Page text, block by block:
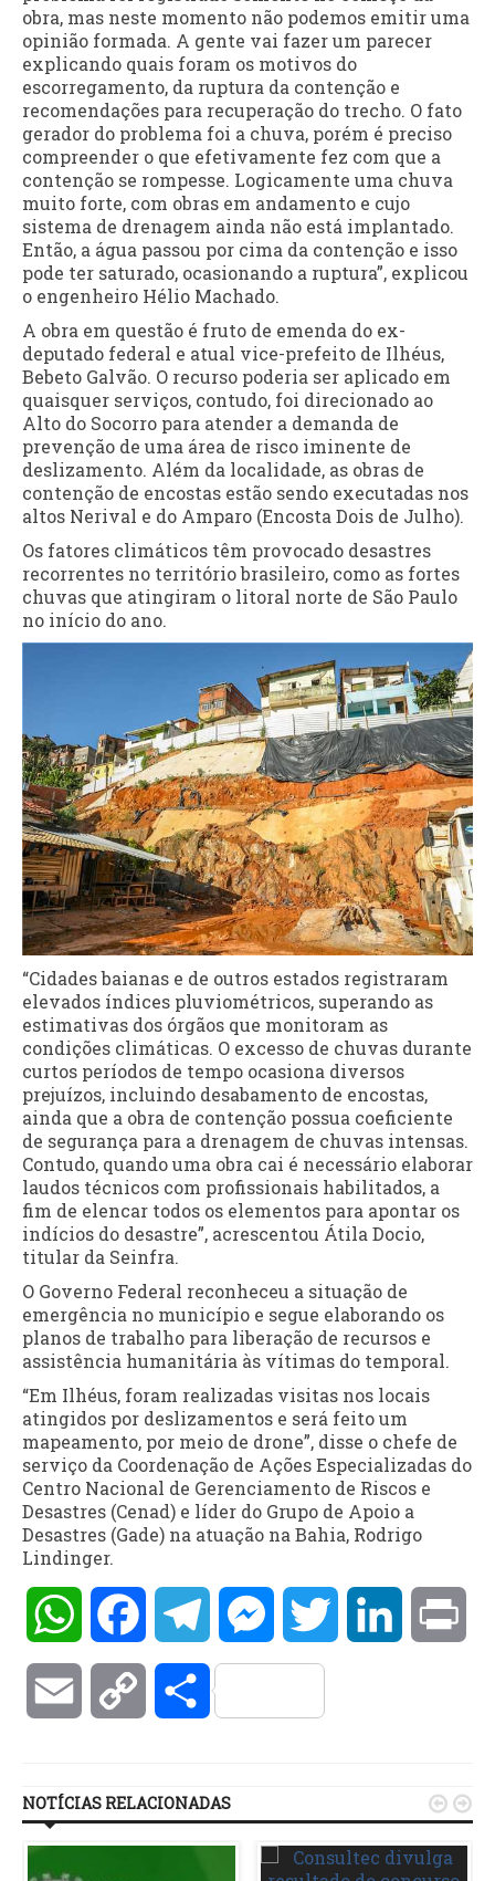
obra, mas neste momento não podemos emitir uma
opinião formada. A gente vai fazer um parecer
explicando quais foram os motivos do
escorregamento, da ruptura da contenção e
recomendações para recuperação do trecho. O fato
gerador do problema foi a chuva, porém é preciso
compreender o que efetivamente fez com que a
contenção se rompesse. Logicamente uma chuva
muito forte, com obras em andamento e cujo
sistema de drenagem ainda não está implantado.
Então, a água passou por cima da contenção e isso
pode ter saturado, ocasionando a ruptura”, explicou
o engenheiro Hélio Machado.
A obra em questão é fruto de emenda do ex-
deputado federal e atual vice-prefeito de Ilhéus,
Bebeto Galvão. O recurso poderia ser aplicado em
quaisquer serviços, contudo, foi direcionado ao
Alto do Socorro para atender a demanda de
prevenção de uma área de risco iminente de
deslizamento. Além da localidade, as obras de
contenção de encostas estão sendo executadas nos
altos Nerival e do Amparo (Encosta Dois de Julho).
Os fatores climáticos têm provocado desastres
recorrentes no território brasileiro, como as fortes
chuvas que atingiram o litoral norte de São Paulo
no início do ano.
“Cidades baianas e de outros estados registraram
elevados índices pluviométricos, superando as
estimativas dos órgãos que monitoram as
condições climáticas. O excesso de chuvas durante
curtos períodos de tempo ocasiona diversos
prejuízos, incluindo desabamento de encostas,
ainda que a obra de contenção possua coeficiente
de segurança para a drenagem de chuvas intensas.
Contudo, quando uma obra cai é necessário elaborar
laudos técnicos com profissionais habilitados, a
fim de elencar todos os elementos para apontar os
indícios do desastre”, acrescentou Átila Docio,
titular da Seinfra.
O Governo Federal reconheceu a situação de
emergência no município e segue elaborando os
planos de trabalho para liberação de recursos e
assistência humanitária às vítimas do temporal.
“Em Ilhéus, foram realizadas visitas nos locais
atingidos por deslizamentos e será feito um
mapeamento, por meio de drone”, disse o chefe de
serviço da Coordenação de Ações Especializadas do
Centro Nacional de Gerenciamento de Riscos e
Desastres (Cenad) e líder do Grupo de Apoio a
Desastres (Gade) na atuação na Bahia, Rodrigo
Lindinger.
WhatsAppFacebookTelegramMessengerTwitter LinkedIn
Email Copy Compartilhar
NOTÍCIAS RELACIONADAS  